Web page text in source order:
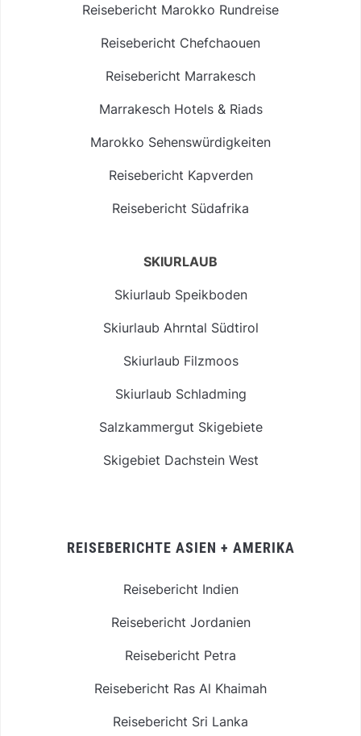
Reisebericht Marokko Rundreise
Reisebericht Chefchaouen
Reisebericht Marrakesch
Marrakesch Hotels & Riads
Marokko Sehenswürdigkeiten
Reisebericht Kapverden
Reisebericht Südafrika
SKIURLAUB
Skiurlaub Speikboden
Skiurlaub Ahrntal Südtirol
Skiurlaub Filzmoos
Skiurlaub Schladming
Salzkammergut Skigebiete
Skigebiet Dachstein West
REISEBERICHTE ASIEN + AMERIKA
Reisebericht Indien
Reisebericht Jordanien
Reisebericht Petra
Reisebericht Ras Al Khaimah
Reisebericht Sri Lanka